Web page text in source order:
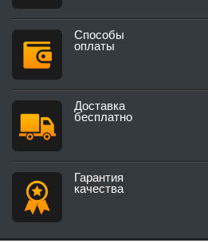
Способы
оплаты
Доставка
бесплатно
Гарантия
качества